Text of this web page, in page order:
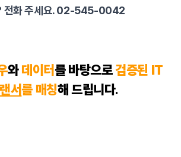
전화 주세요. 02-545-0042
와 데이터를 바탕으로검증된 IT
서를 매칭해 드립니다.